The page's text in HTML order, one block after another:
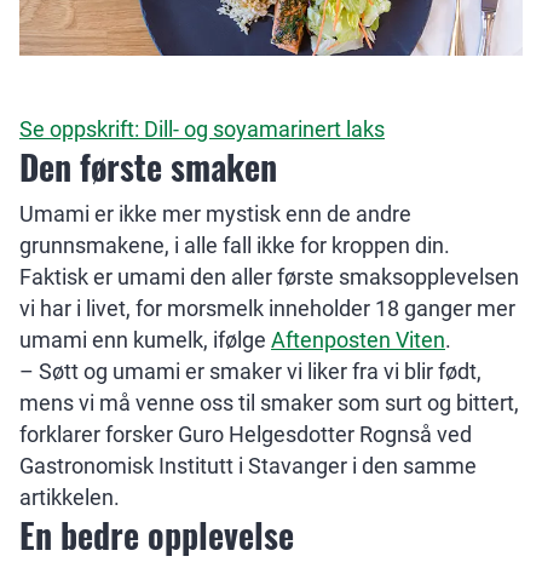
Se oppskrift: Dill- og soyamarinert laks
Den første smaken
Umami er ikke mer mystisk enn de andre
grunnsmakene, i alle fall ikke for kroppen din.
Faktisk er umami den aller første smaksopplevelsen
vi har i livet, for morsmelk inneholder 18 ganger mer
umami enn kumelk, ifølge Aftenposten Viten.
– Søtt og umami er smaker vi liker fra vi blir født,
mens vi må venne oss til smaker som surt og bittert,
forklarer forsker Guro Helgesdotter Rognså ved
Gastronomisk Institutt i Stavanger i den samme
artikkelen.
En bedre opplevelse